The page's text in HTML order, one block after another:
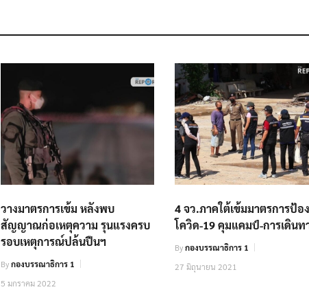
วางมาตรการเข้ม หลังพบ
สัญญาณก่อเหตุความ รุนแรงครบ
รอบเหตุการณ์ปล้นปืนฯ
Byกองบรรณาธิการ 1
5 มกราคม 2022
4 จว.ภาคใต้เข้มมาตรการป้อ
โควิด-19 คุมแคมป์-การเดินท
Byกองบรรณาธิการ 1
27 มิถุนายน 2021